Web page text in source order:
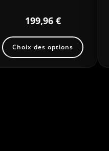
199,96 €
Choix des options